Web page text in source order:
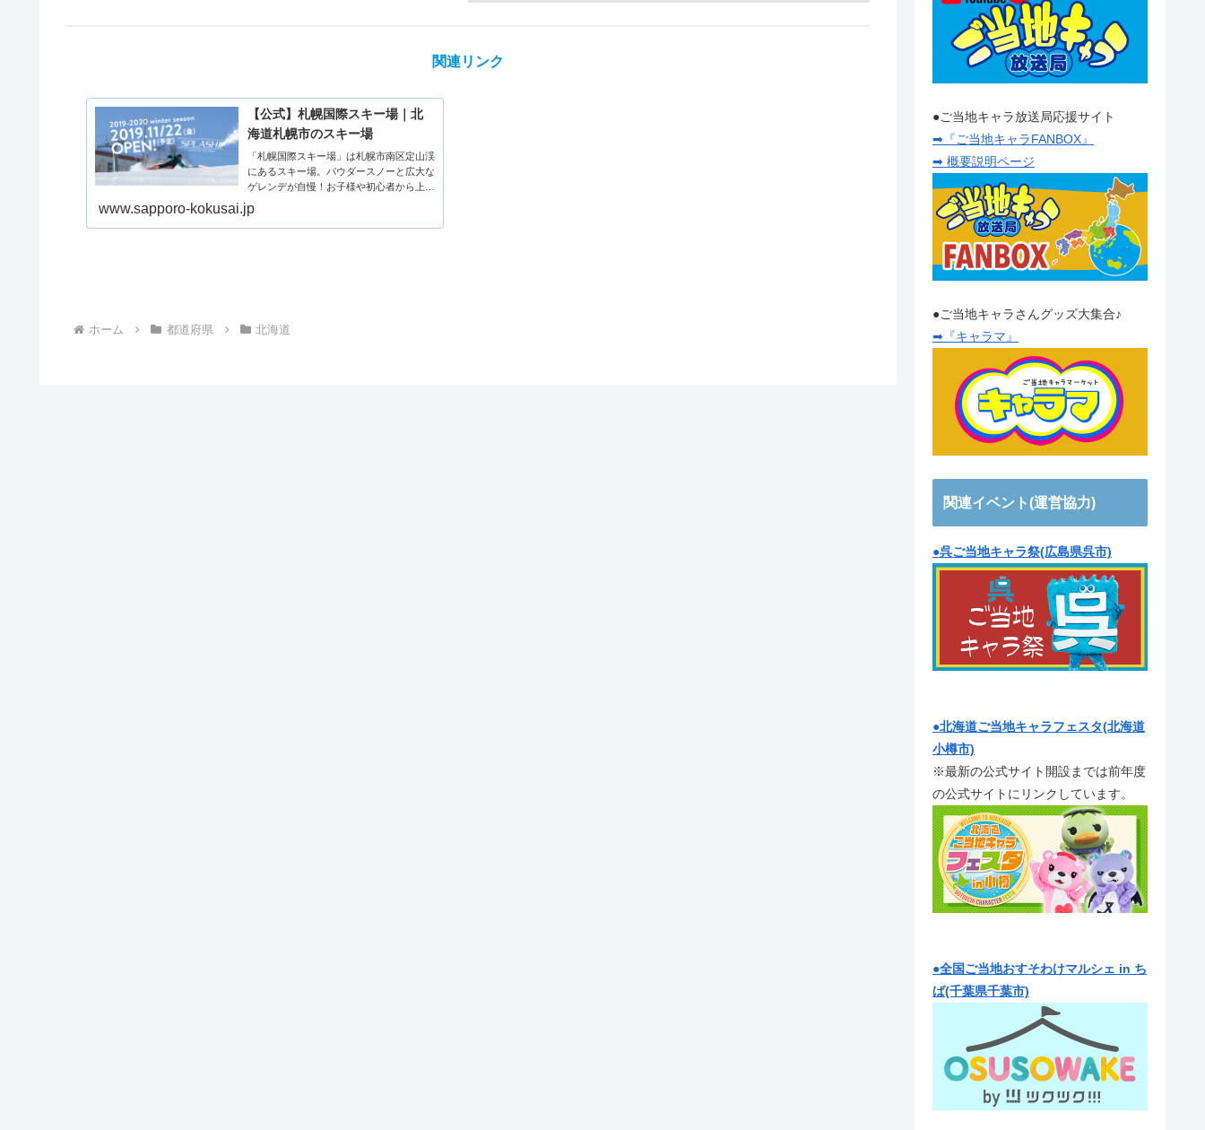
関連リンク
【公式】札幌国際スキー場｜北
海道札幌市のスキー場
「札幌国際スキー場」は札幌市南区定山渓
にあるスキー場。パウダースノーと広大な
ゲレンデが自慢！お子様や初心者から上級
ーブ・そりエリアもあります。
www.sapporo-kokusai.jp
ホーム 都道府県 北海道
●ご当地キャラ放送局応援サイト
➡『ご当地キャラFANBOX』
➡ 概要説明ページ
●ご当地キャラさんグッズ大集合♪
➡『キャラマ』
関連イベント(運営協力)
●呉ご当地キャラ祭(広島県呉市)
●北海道ご当地キャラフェスタ(北海道
小樽市)
※最新の公式サイト開設までは前年度
の公式サイトにリンクしています。
●全国ご当地おすそわけマルシェ in ち
ば(千葉県千葉市)